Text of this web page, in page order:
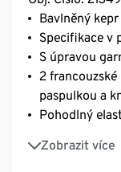
Bavlněný
Specifikace v
S úpravou
2 francouzské
paspulkou a
Pohodlný
Zobrazit více
Lze prát v